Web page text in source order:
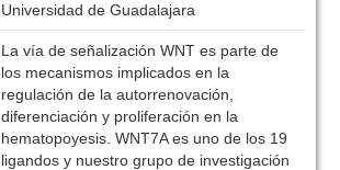
Universidad de Guadalajara
La vía de señalización WNT es parte de
los mecanismos implicados en la
regulación de la autorrenovación,
diferenciación y proliferación en la
hematopoyesis. WNT7A es uno de los 19
ligandos y nuestro grupo de investigación